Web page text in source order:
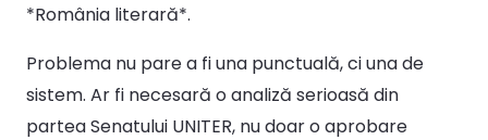
*România literară*.
Problema nu pare a fi una punctuală, ci una de
sistem. Ar fi necesară o analiză serioasă din
partea Senatului UNITER, nu doar o aprobare